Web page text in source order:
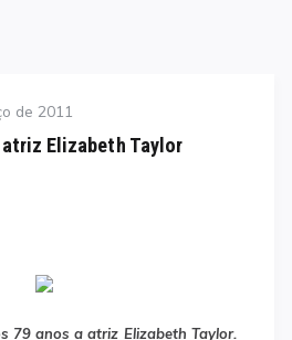
de 2011
Elizabeth Taylor
79 anos a atriz Elizabeth Taylor.